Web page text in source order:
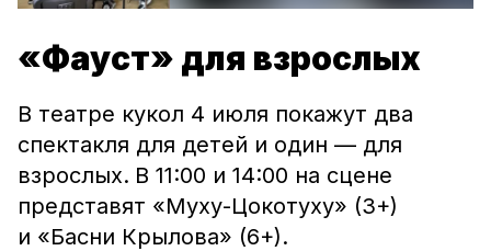
«Фауст» для взрослых
В театре кукол 4 июля покажут два
спектакля для детей и один — для
взрослых. В 11:00 и 14:00 на сцене
представят «Муху-Цокотуху» (3+)
и «Басни Крылова» (6+).